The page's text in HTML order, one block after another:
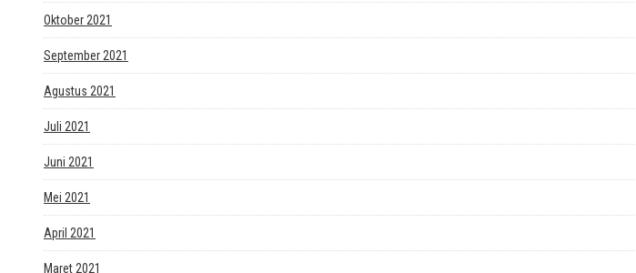
Oktober 2021
September 2021
Agustus 2021
Juli 2021
Juni 2021
Mei 2021
April 2021
Maret 2021